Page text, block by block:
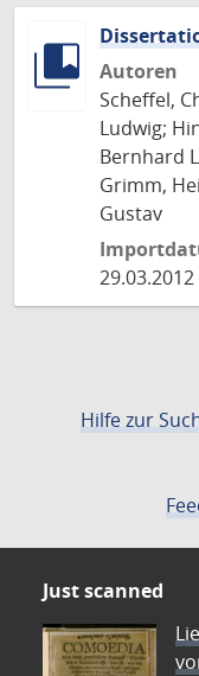
Autoren
Scheffel,
Ludwig;
Bernhard
Grimm,
Gustav
29.03.2012
Hilfe zur
Just scanned